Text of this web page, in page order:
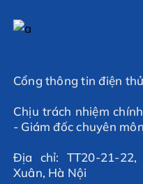
Cổng thông tin điện
Chịu trách nhiệm
- Giám đốc chuyên môn
Địa chỉ: TT20-21-22,
Xuân, Hà Nội